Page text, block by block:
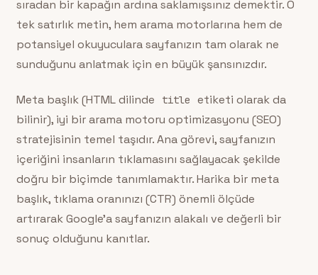
sıradan bir kapağın ardına saklamışsınız demektir. O
tek satırlık metin, hem arama motorlarına hem de
potansiyel okuyuculara sayfanızın tam olarak ne
sunduğunu anlatmak için en büyük şansınızdır.
Meta başlık (HTML dilinde title
etiketi olarak da
bilinir), iyi bir arama motoru optimizasyonu (SEO)
stratejisinin temel taşıdır. Ana görevi, sayfanızın
içeriğini insanların tıklamasını sağlayacak şekilde
doğru bir biçimde tanımlamaktır. Harika bir meta
başlık, tıklama oranınızı (CTR) önemli ölçüde
artırarak Google’a sayfanızın alakalı ve değerli bir
sonuç olduğunu kanıtlar.